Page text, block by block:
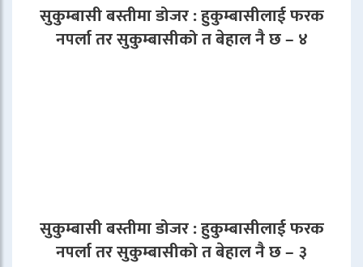
सुकुम्बासी बस्तीमा डोजर : हुकुम्बासीलाई फरक
नपर्ला तर सुकुम्बासीको त बेहाल नै छ – ४
सुकुम्बासी बस्तीमा डोजर : हुकुम्बासीलाई फरक
नपर्ला तर सुकुम्बासीको त बेहाल नै छ – ३